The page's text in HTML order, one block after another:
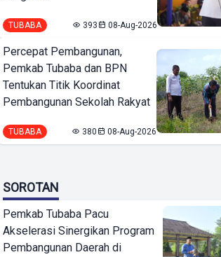
TUBABA 393 08-Aug-2026
Percepat Pembangunan,
Pemkab Tubaba dan BPN
Tentukan Titik Koordinat
Pembangunan Sekolah Rakyat
TUBABA 380 08-Aug-2026
SOROTAN
Pemkab Tubaba Pacu
Akselerasi Sinergikan Program
Pembangunan Daerah di